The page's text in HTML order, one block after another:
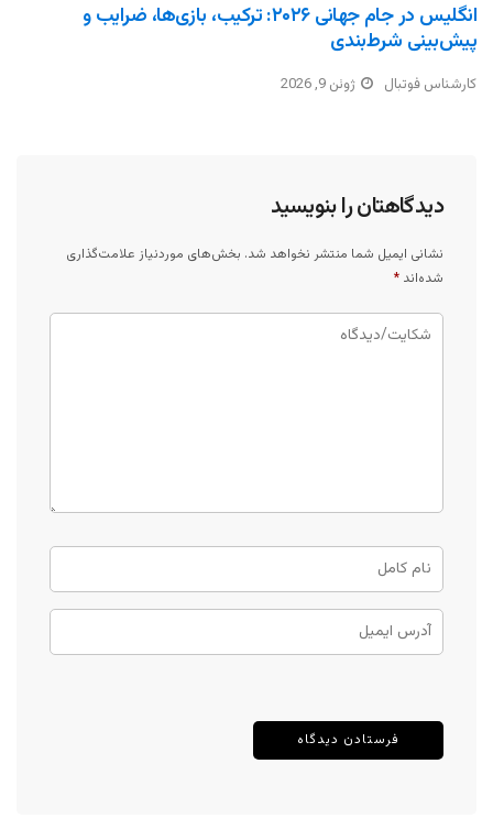
انگلیس در جام جهانی ۲۰۲۶: ترکیب، بازی‌ها، ضرایب و
پیش‌بینی شرط‌بندی
کارشناس فوتبال ژوئن 9, 2026
دیدگاهتان را بنویسید
نشانی ایمیل شما منتشر نخواهد شد. بخش‌های موردنیاز علامت‌گذاری
شده‌اند *